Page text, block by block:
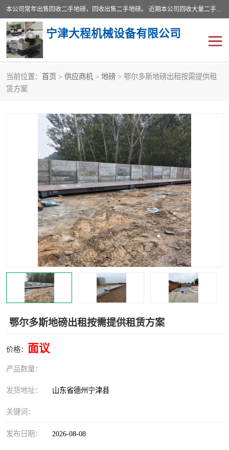
本公司常年出售回收二手地磅，回收出售二手地磅。 近期本公司回收大量二手地磅，型号齐全，宽度从2米到3.5米，长度5米到25米，承重吨位从10到200吨，成色7—9成新。 ? 使用年限6个月至2年，产品来源于个人闲置品，工矿企业停用品，因小换大而来。 精准度和新的一样， 二手地磅是内行人的选择，打个电话就省钱朋友您好等什么
宁津大程机械设备有限公司
当前位置： 首页 > 供应商机 > 地磅 > 鄂尔多斯地磅出租按需提供租
赁方案
鄂尔多斯地磅出租按需提供租赁方案
价格： 面议
产品数量：
发货地址： 山东省德州宁津县
关键词：
发布日期： 2026-08-08
地磅
地磅传感器 废纸打包机
食品烘干机
装载机电子秤 输送机
半自动输送机 全自动输送机
冷却塔 食品螺旋塔
撕碎机 木材撕碎机
塑料撕碎机 金属撕碎机